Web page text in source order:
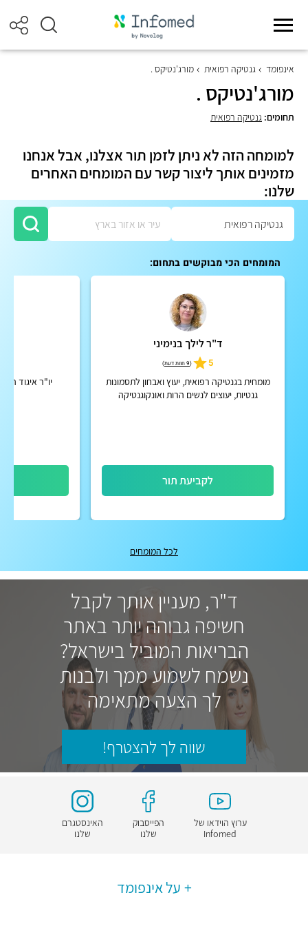
אינפומד גנטיקה רפואית מורג'נטיקס .
מורג'נטיקס .
תחומים: גנטיקה רפואית
למומחה הזה לא ניתן לזמן תור אצלנו, אבל אנחנו
מזמינים אותך ליצור קשר עם המומחים האחרים
שלנו:
המומחים הכי מבוקשים בתחום:
ד"ר לילך בנימיני
5
(9 חוות דעת )
מומחית בגנטיקה רפואית, יעוץ ואבחון לתסמונות
גנטיות, יעוצים לנשים הרות ואונקוגנטיקה
לקביעת תור
יו"ר איגוד
לכל המומחים
ד"ר, מעניין אותך לקבל
חשיפה גבוהה יותר באתר
הבריאות המוביל בישראל?
נשמח לשמוע ממך ולבנות
לך הצעה מתאימה
שווה לך להצטרף!
ערוץ הוידאו של
Infomed
הפייסבוק
שלנו
האינסטגרם
שלנו
על אינפומד